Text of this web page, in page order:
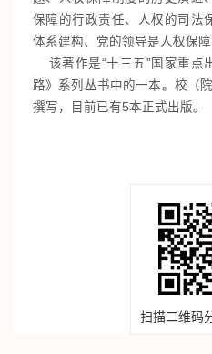
保障的行政责任、人权的司法
体系建构、党的领导是人权保障
该著作是“十三五”国家重点
路》系列丛书中的一本。校（
撰写，目前已有5本正式出版。
扫描二维码